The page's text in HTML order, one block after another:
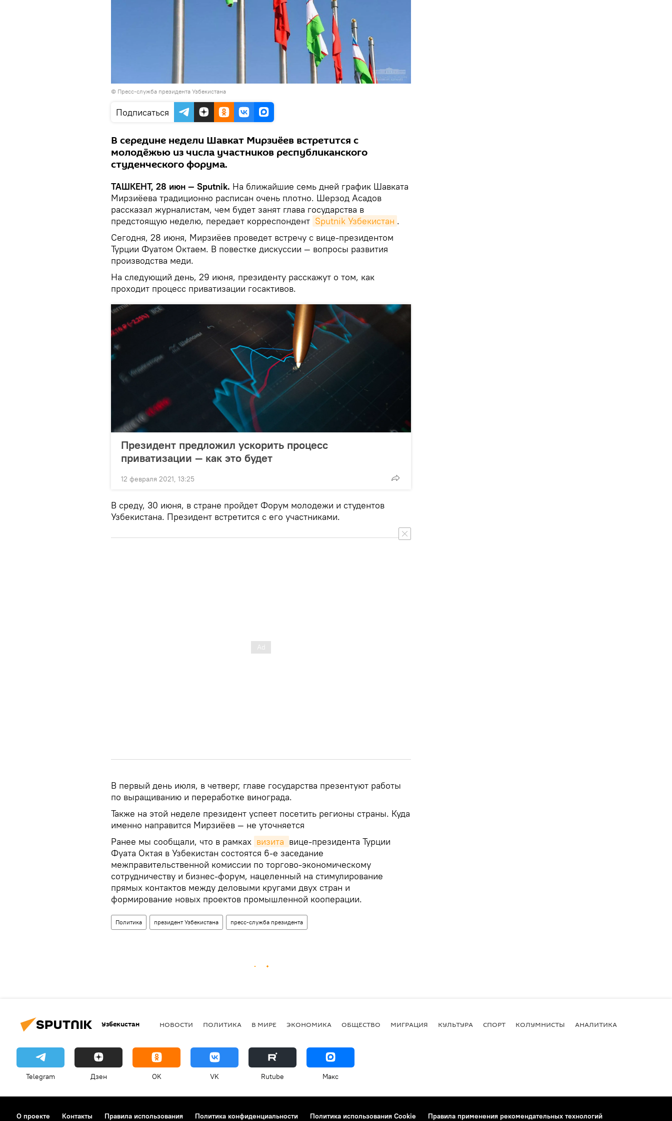
© Пресс-служба президента Узбекистана
Подписаться
В середине недели Шавкат Мирзиёев встретится с
молодёжью из числа участников республиканского
студенческого форума.
ТАШКЕНТ, 28 июн — Sputnik. На ближайшие семь дней график Шавката
Мирзиёева традиционно расписан очень плотно. Шерзод Асадов
рассказал журналистам, чем будет занят глава государства в
предстоящую неделю, передает корреспондент Sputnik Узбекистан .
Сегодня, 28 июня, Мирзиёев проведет встречу с вице-президентом
Турции Фуатом Октаем. В повестке дискуссии — вопросы развития
производства меди.
На следующий день, 29 июня, президенту расскажут о том, как
проходит процесс приватизации госактивов.
Президент предложил ускорить процесс
приватизации — как это будет
12 февраля 2021, 13:25
В среду, 30 июня, в стране пройдет Форум молодежи и студентов
Узбекистана. Президент встретится с его участниками.
В первый день июля, в четверг, главе государства презентуют работы
по выращиванию и переработке винограда.
Также на этой неделе президент успеет посетить регионы страны. Куда
именно направится Мирзиёев — не уточняется
Ранее мы сообщали, что в рамках визита вице-президента Турции
Фуата Октая в Узбекистан состоятся 6-е заседание
межправительственной комиссии по торгово-экономическому
сотрудничеству и бизнес-форум, нацеленный на стимулирование
прямых контактов между деловыми кругами двух стран и
формирование новых проектов промышленной кооперации.
Политика президент Узбекистана пресс-служба президента
Узбекистан НОВОСТИ ПОЛИТИКА В МИРЕ ЭКОНОМИКА ОБЩЕСТВО МИГРАЦИЯ КУЛЬТУРА СПОРТ КОЛУМНИСТЫ АНАЛИТИКА
Telegram Дзен OK VK Rutube Макс
О проекте Контакты Правила использования Политика конфиденциальности Политика использования Cookie Правила применения рекомендательных технологий